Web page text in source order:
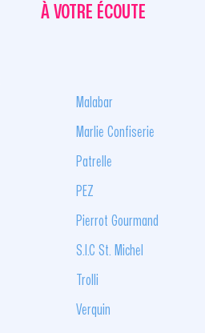
À VOTRE ÉCOUTE
Malabar
Marlie Confiserie
Patrelle
PEZ
Pierrot Gourmand
S.I.C St. Michel
Trolli
Verquin